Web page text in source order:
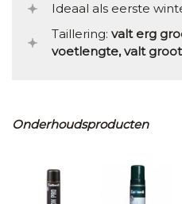
Ideaal als eerste
Taillering: valt erg
voetlengte, valt groot
Onderhoudsproducten